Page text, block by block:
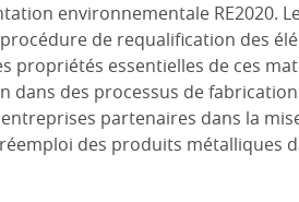
entre
CTICM
environnementale RE2020.
de requalification des
propriétés essentielles de ces
dans des processus de
partenaires dans la
des produits métalliques